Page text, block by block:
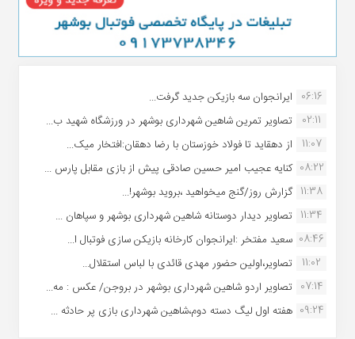
06:16 ایرانجوان سه بازیکن جدید گرفت...
02:11
تصاویر تمرین شاهین شهردارى بوشهر در ورزشگاه شهید ب...
11:07
از دهقاید تا فولاد خوزستان با رضا دهقان:افتخار میک...
08:22 کنایه عجیب امیر حسین صادقی پیش از بازی مقابل پارس ...
11:38 گزارش روز/گنج میخواهید ،بروید بوشهر!...
11:34 تصاویر دیدار دوستانه شاهین شهردارى بوشهر و سپاهان ...
08:46 سعید مفتخر :ایرانجوان کارخانه بازیکن سازی فوتبال ا...
11:02
تصاویر،اولین حضور مهدی قائدی با لباس استقلال...
07:14 تصاویر اردو شاهین شهرداری بوشهر در بروجن/ عکس : مه...
09:24 هفته اول لیگ دسته دوم،شاهین شهرداری بازی پر حادثه ...